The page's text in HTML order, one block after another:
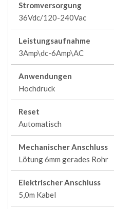
Stromversorgung
36Vdc/120-240Vac
Leistungsaufnahme
3Amp\dc-6Amp\AC
Anwendungen
Hochdruck
Reset
Automatisch
Mechanischer Anschluss
Lötung 6mm gerades Rohr
Elektrischer Anschluss
5,0m Kabel